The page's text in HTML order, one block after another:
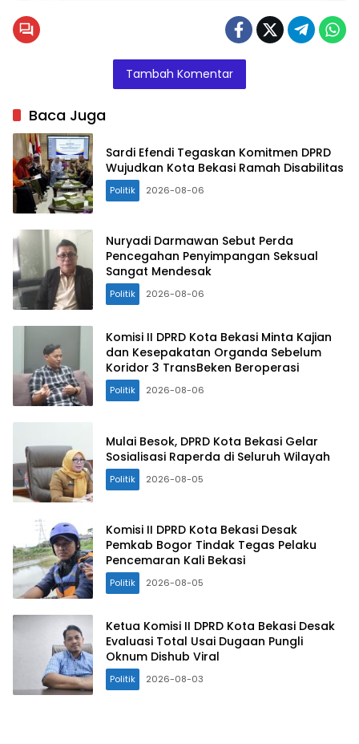
Tambah Komentar
Baca Juga
Sardi Efendi Tegaskan Komitmen DPRD
Wujudkan Kota Bekasi Ramah Disabilitas
Politik 2026-08-06
Nuryadi Darmawan Sebut Perda
Pencegahan Penyimpangan Seksual
Sangat Mendesak
Politik 2026-08-06
Komisi II DPRD Kota Bekasi Minta Kajian
dan Kesepakatan Organda Sebelum
Koridor 3 TransBeken Beroperasi
Politik 2026-08-06
Mulai Besok, DPRD Kota Bekasi Gelar
Sosialisasi Raperda di Seluruh Wilayah
Politik 2026-08-05
Komisi II DPRD Kota Bekasi Desak
Pemkab Bogor Tindak Tegas Pelaku
Pencemaran Kali Bekasi
Politik 2026-08-05
Ketua Komisi II DPRD Kota Bekasi Desak
Evaluasi Total Usai Dugaan Pungli
Oknum Dishub Viral
Politik 2026-08-03